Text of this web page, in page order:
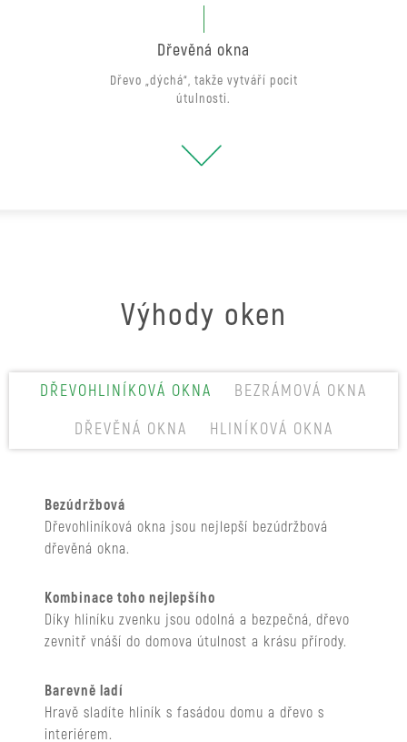
Dřevěná okna
Dřevo „dýchá“, takže vytváří pocit
útulnosti.
Výhody oken
DŘEVOHLINÍKOVÁ OKNA
BEZRÁMOVÁ OKNA
DŘEVĚNÁ OKNA
HLINÍKOVÁ OKNA
Bezúdržbová
Dřevohliníková okna jsou nejlepší bezúdržbová
dřevěná okna.
Kombinace toho nejlepšího
Díky hliníku zvenku jsou odolná a bezpečná, dřevo
zevnitř vnáší do domova útulnost a krásu přírody.
Barevně ladí
Hravě sladíte hliník s fasádou domu a dřevo s
interiérem.